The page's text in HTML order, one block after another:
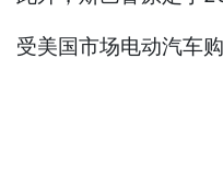
受美国市场电动汽车